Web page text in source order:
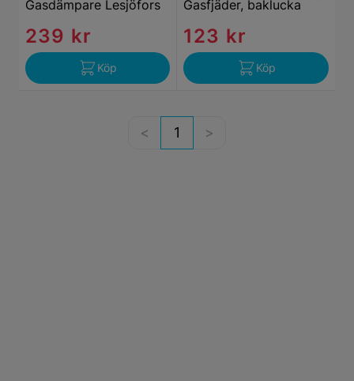
Gasdämpare Lesjöfors
239 kr
Köp
Gasfjäder, baklucka
123 kr
Köp
1